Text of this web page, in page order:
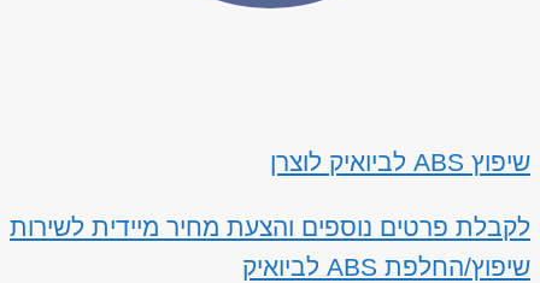
שיפוץ ABS לביואיק לוצרן
לקבלת פרטים נוספים והצעת מחיר מיידית לשירות
שיפוץ/החלפת ABS לביואיק